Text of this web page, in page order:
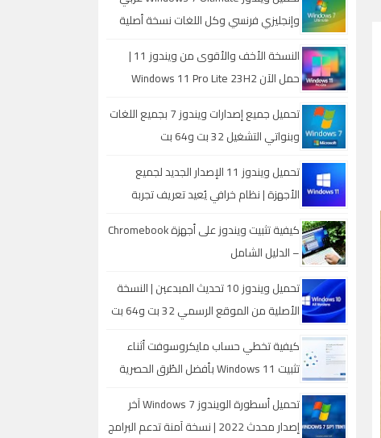
وإنجليزي فرنسي وكل اللغات نسخة أصلية
النسخة الأخف والأقوى من ويندوز 11 |
حمل الآن Windows 11 Pro Lite 23H2
تحميل جميع إصدارات ويندوز 7 بجميع اللغات
وبنواتي التشغيل 32 بت و64 بت
تحميل ويندوز 11 الإصدار الجديد لجميع
الأجهزة | نظام خرافي يُعيد تعريف تجربة
كيفية تثبيت ويندوز على أجهزة Chromebook
– الدليل الشامل
تحميل ويندوز 10 تحديث المبدعين | النسخة
الأصلية من الموقع الرسمي 32 بت و64 بت
كيفية تخطي حساب مايكروسوفت أثناء
تثبيت Windows 11 بأفضل الطُرق الحصرية
تحميل أسطورة الويندوز Windows 7 آخر
إصدار محدث 2022 | نسخة آمنة تدعم البرامج